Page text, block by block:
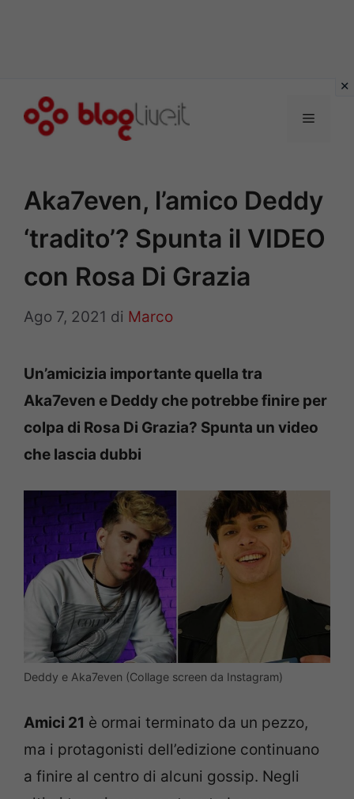
Menu
Aka7even, l’amico Deddy
‘tradito’? Spunta il VIDEO
con Rosa Di Grazia
Ago 7, 2021 di Marco
Un’amicizia importante quella tra
Aka7even e Deddy che potrebbe finire per
colpa di Rosa Di Grazia? Spunta un video
che lascia dubbi
Deddy e Aka7even (Collage screen da Instagram)
Amici 21 è ormai terminato da un pezzo,
ma i protagonisti dell’edizione continuano
a finire al centro di alcuni gossip. Negli